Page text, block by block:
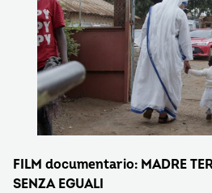
FILM documentario: MADRE
SENZA EGUALI